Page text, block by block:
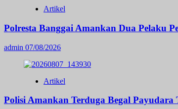
Artikel
Polresta Banggai Amankan Dua Pelaku
admin 07/08/2026
Artikel
Polisi Amankan Terduga Begal